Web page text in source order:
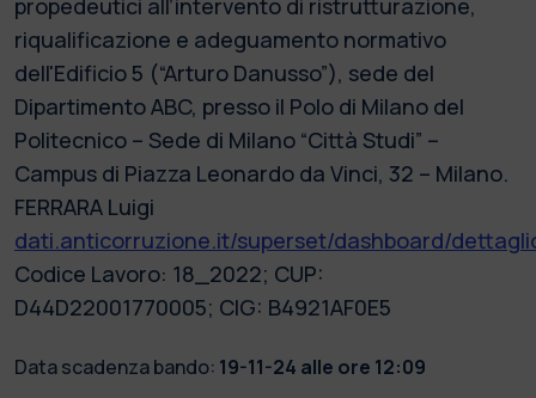
riqualificazione e adeguamento normativo
dell'Edificio 5 (“Arturo Danusso”), sede del
Dipartimento ABC, presso il Polo di Milano del
Politecnico – Sede di Milano “Città Studi” –
Campus di Piazza Leonardo da Vinci, 32 – Milano.
FERRARA Luigi
dati.anticorruzione.it/superset/dashboard/
Codice Lavoro: 18_2022; CUP:
D44D22001770005; CIG: B4921AF0E5
Data scadenza bando: 19-11-24 alle ore 12:09